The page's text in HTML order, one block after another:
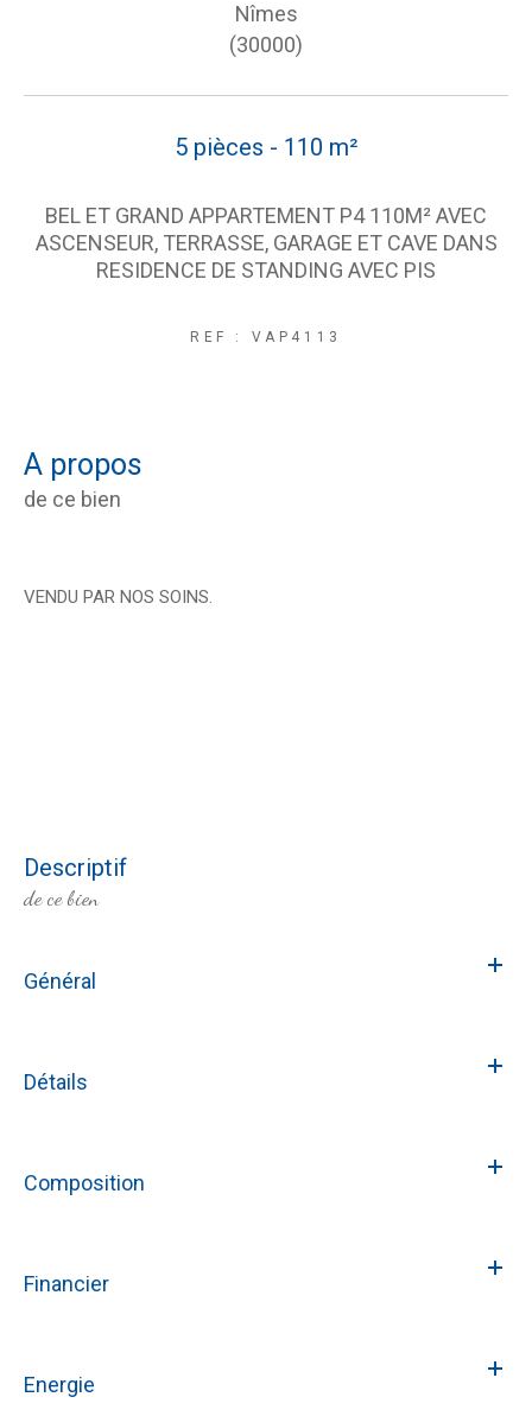
Nîmes
(30000)
5 pièces - 110 m²
BEL ET GRAND APPARTEMENT P4 110M² AVEC
ASCENSEUR, TERRASSE, GARAGE ET CAVE DANS
RESIDENCE DE STANDING AVEC PIS
REF : VAP4113
a propos
de ce bien
VENDU PAR NOS SOINS.
descriptif
de ce bien
Général
Détails
Composition
Financier
Energie